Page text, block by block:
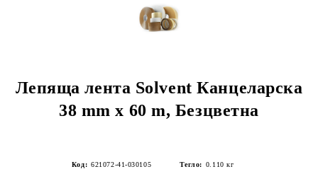
Лепяща лента Solvent Канцеларска
38 mm x 60 m, Безцветна
Код: 621072-41-030105 Тегло: 0.110 кг